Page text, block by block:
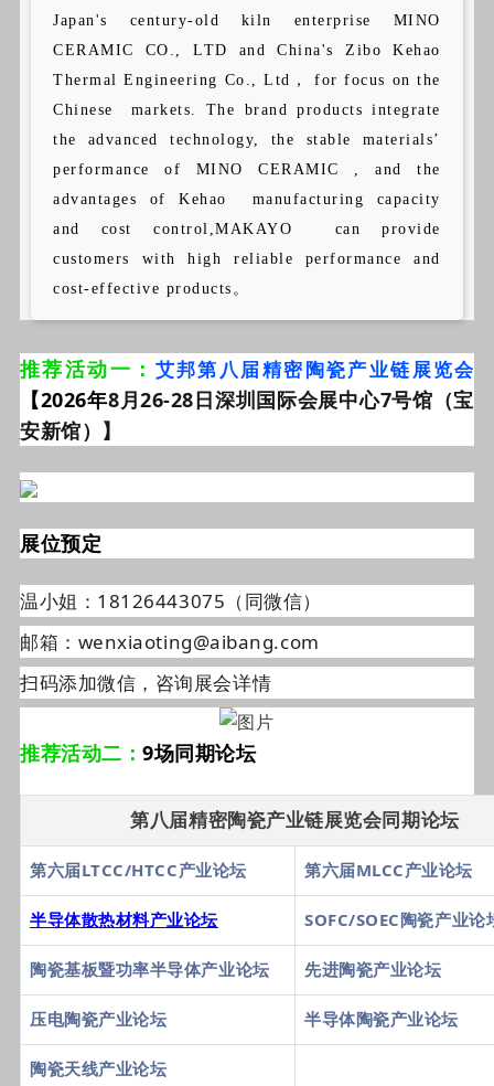
Japan's century-old kiln enterprise MINO
CERAMIC CO., LTD and China's Zibo Kehao
Thermal Engineering Co., Ltd， for focus on the
Chinese markets. The brand products integrate
the advanced technology, the stable materials’
performance of MINO CERAMIC , and the
advantages of Kehao manufacturing capacity
and cost control,MAKAYO can provide
customers with high reliable performance and
cost-effective products。
推荐活动一： 艾邦第八届精密陶瓷产业链展览会
【2026年8月26-28日深圳国际会展中心7号馆（宝
安新馆）】
展位预定
温小姐：18126443075（同微信）
邮箱：wenxiaoting@aibang.com
扫码添加微信，咨询展会详情
推荐活动二：9场同期论坛
第八届精密陶瓷产业链展览会同期论坛
第六届LTCC/HTCC产业论坛 第六届MLCC产业论坛
半导体散热材料产业论坛 SOFC/SOEC陶瓷产业论
陶瓷基板暨功率半导体产业论坛 先进陶瓷产业论坛
压电陶瓷产业论坛 半导体陶瓷产业论坛
陶瓷天线产业论坛